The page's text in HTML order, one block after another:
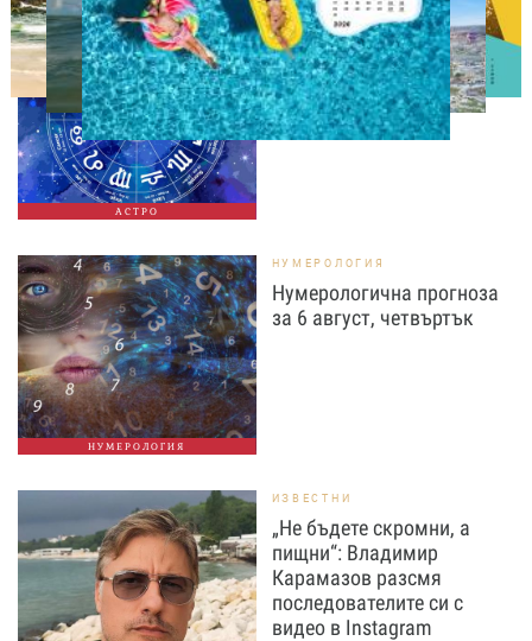
АСТРО
АСТРОЛОГИЯ
Дневен хороскоп за 6
август, четвъртък
НУМЕРОЛОГИЯ
НУМЕРОЛОГИЯ
Нумерологична прогноза
за 6 август, четвъртък
ИЗВЕСТНИ
„Не бъдете скромни, а
пищни“: Владимир
Карамазов разсмя
последователите си с
видео в Instagram